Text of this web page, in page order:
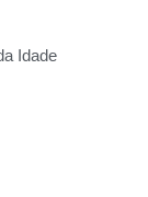
Idade